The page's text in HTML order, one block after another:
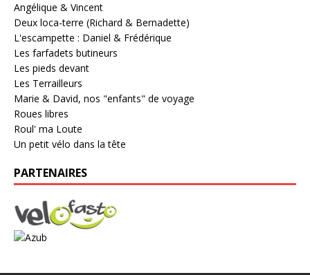
Angélique & Vincent
Deux loca-terre (Richard & Bernadette)
L'escampette : Daniel & Frédérique
Les farfadets butineurs
Les pieds devant
Les Terrailleurs
Marie & David, nos "enfants" de voyage
Roues libres
Roul' ma Loute
Un petit vélo dans la tête
PARTENAIRES